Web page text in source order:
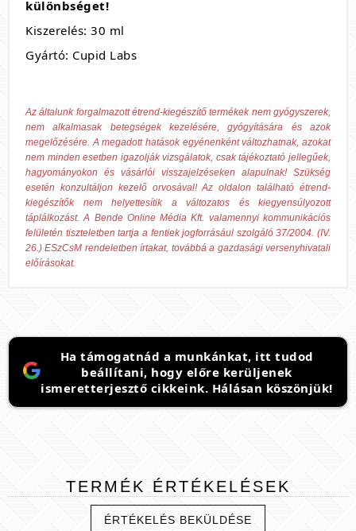
különbséget!
Kiszerelés: 30 ml
Gyártó: Cupid Labs
Az általunk forgalmazott étrend-kiegészítő termékek nem gyógyszerek,
nem alkalmasak betegségek kezelésére, gyógyítására és azok
megelőzésére. A megadott hatások egyénenként változhatnak, azokat
nem minden esetben igazolják vizsgálatok, csak tájékoztató jellegűek,
hagyományokon és vásárlói visszajelzéseken alapulnak! Szükség
esetén konzultáljon kezelő orvosával! Az oldalon található étrend-
kiegészítők nem helyettesítik a változatos és kiegyensúlyozott
táplálkozást. A Bende Online Média Kft. valamennyi kommunikációs
felületén tiszteletben tartja a fentiek jogforrásául szolgáló 37/2004. (IV.
26.) ESzCsM rendeletben írtakat, továbbá a gazdasági versenyhivatali
előírásokat.
Ha támogatnád a munkánkat, itt tudod
beállítani, hogy előre kerüljenek
ismeretterjesztő cikkeink. Hálásan köszönjük!
TERMÉK ÉRTÉKELÉSEK
ÉRTÉKELÉS BEKÜLDÉSE